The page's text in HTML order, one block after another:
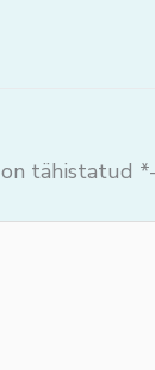
tähistatud *